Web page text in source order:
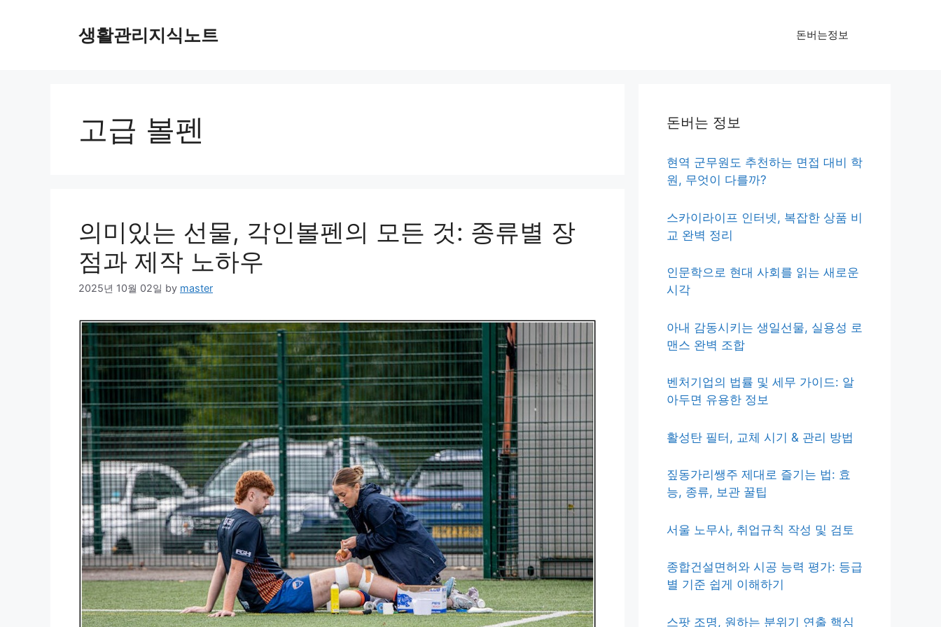
생활관리지식노트 돈버는정보
고급 볼펜
의미있는 선물, 각인볼펜의 모든 것: 종류별 장
점과 제작 노하우
2025년 10월 02일 by master
돈버는 정보
현역 군무원도 추천하는 면접 대비 학
원, 무엇이 다를까?
스카이라이프 인터넷, 복잡한 상품 비
교 완벽 정리
인문학으로 현대 사회를 읽는 새로운
시각
아내 감동시키는 생일선물, 실용성 로
맨스 완벽 조합
벤처기업의 법률 및 세무 가이드: 알
아두면 유용한 정보
활성탄 필터, 교체 시기 & 관리 방법
짚동가리쌩주 제대로 즐기는 법: 효
능, 종류, 보관 꿀팁
서울 노무사, 취업규칙 작성 및 검토
종합건설면허와 시공 능력 평가: 등급
별 기준 쉽게 이해하기
스팟 조명, 원하는 분위기 연출 핵심